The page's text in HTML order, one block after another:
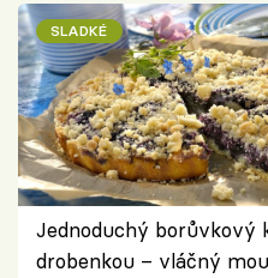
SLADKÉ
Jednoduchý borůvkový
drobenkou – vláčný